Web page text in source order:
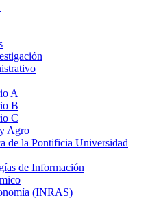
A
B
C
Agro
de la Pontificia Universidad
de Información
(INRAS)